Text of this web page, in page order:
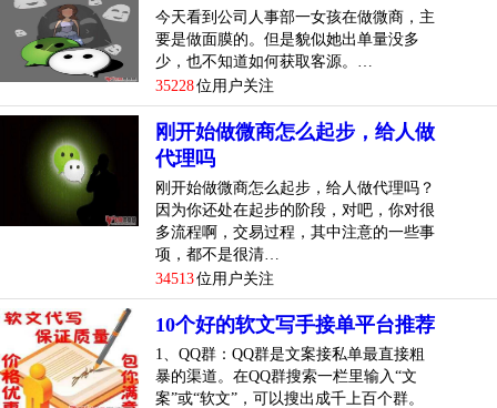
今天看到公司人事部一女孩在做微商，主
要是做面膜的。但是貌似她出单量没多
少，也不知道如何获取客源。…
35228位用户关注
刚开始做微商怎么起步，给人做
代理吗
刚开始做微商怎么起步，给人做代理吗？
因为你还处在起步的阶段，对吧，你对很
多流程啊，交易过程，其中注意的一些事
项，都不是很清…
34513位用户关注
10个好的软文写手接单平台推荐
1、QQ群：QQ群是文案接私单最直接粗
暴的渠道。在QQ群搜索一栏里输入“文
案”或“软文”，可以搜出成千上百个群。